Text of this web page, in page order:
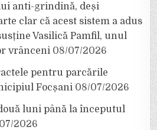
anti-grindină, deși
clar că acest sistem a adus
Vasilică Pamfil, unul
vrânceni 08/07/2026
pentru parcările
Focșani 08/07/2026
luni până la începutul
2026